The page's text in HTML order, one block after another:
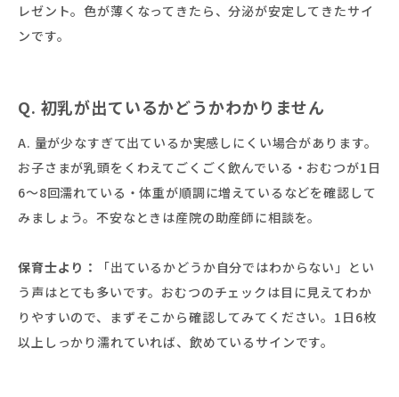
レゼント。色が薄くなってきたら、分泌が安定してきたサイ
ンです。
Q. 初乳が出ているかどうかわかりません
A. 量が少なすぎて出ているか実感しにくい場合があります。
お子さまが乳頭をくわえてごくごく飲んでいる・おむつが1日
6〜8回濡れている・体重が順調に増えているなどを確認して
みましょう。不安なときは産院の助産師に相談を。
保育士より：
「出ているかどうか自分ではわからない」とい
う声はとても多いです。おむつのチェックは目に見えてわか
りやすいので、まずそこから確認してみてください。1日6枚
以上しっかり濡れていれば、飲めているサインです。